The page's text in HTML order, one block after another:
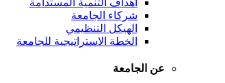
أهداف التنمية المستدامة
شركاء الجامعة
الهيكل التنظيمي
الخطة الاستراتيجية للجامعة
عن الجامعة